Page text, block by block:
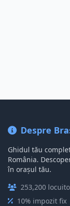
Despre
Ghidul tău
România.
în orașul tău.
253,200
10% impozit fix